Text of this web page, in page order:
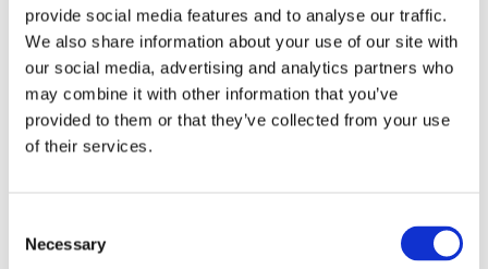
provide social media features and to analyse our traffic.
We also share information about your use of our site with
our social media, advertising and analytics partners who
may combine it with other information that you’ve
provided to them or that they’ve collected from your use
of their services.
Selection
Necessary
Relaterade produkter